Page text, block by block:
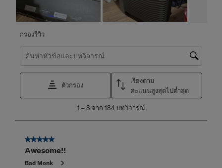
กรองรีวิว
ค้นหาหัวข้อและตรวจสอบภูมิภาคการค้นหา
ตัวกรอง
เรียงตาม
คะแนนสูงสุดไปต่ำสุด
8
184
วิจารณ์
1 – 8 จาก 184 บทวิจารณ์
5 จาก 5 ดาว
Awesome!!
Bad Monk